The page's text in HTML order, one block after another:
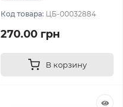
Код товара: ЦБ-00032884
270.00 грн
В корзину